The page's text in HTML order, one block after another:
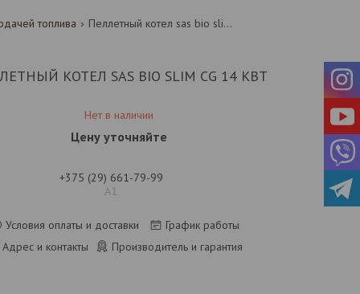
топлива Пеллетный котел sas bio slim cg 14 квт
КОТЕЛ SAS BIO SLIM CG 14 КВТ
Нет в наличии
Цену уточняйте
+375 (29) 661-79-99
А1
Условия оплаты и доставки
График работы
Адрес и контакты
Производитель и гарантия